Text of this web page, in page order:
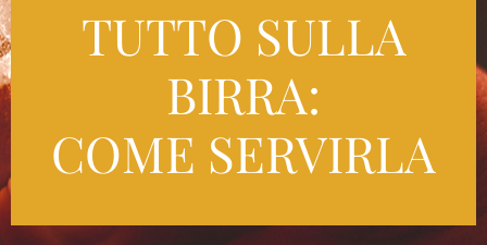
TUTTO SULLA
BIRRA:
COME SERVIRLA